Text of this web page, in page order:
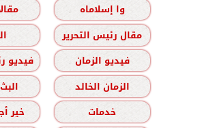
وا إسلاماه
مقال رئيس التحرير
فيديو الزمان
فيديو
الزمان الخالد
خدمات
خير